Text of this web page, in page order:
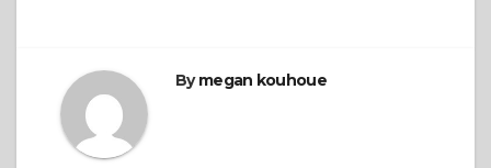
Bymegan kouhoue